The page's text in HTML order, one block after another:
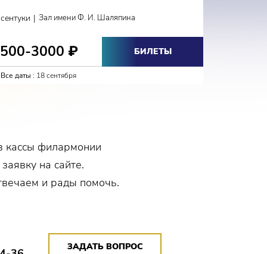
| Зал имени Ф. И. Шаляпина
3000 ₽ БИЛЕТЫ
Все даты : 18 сентября
кассы филармонии
на сайте.
и рады помочь.
ЗАДАТЬ ВОПРОС